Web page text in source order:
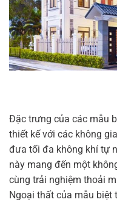
Đặc trưng của các mẫu
thiết kế với các không
đưa tối đa không khí tự
này mang đến một
cùng trải nghiệm thoải
Ngoại thất của mẫu